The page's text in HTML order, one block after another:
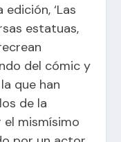
‘Las
estatuas,
del cómic y
que han
de la
mismísimo